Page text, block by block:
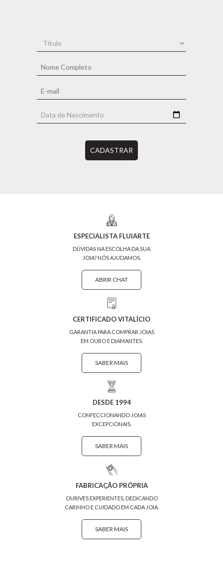
CADASTRAR
ESPECIALISTA FLUIARTE
DÚVIDAS NA ESCOLHA DA SUA
JOIA? NÓS AJUDAMOS.
ABRIR CHAT
CERTIFICADO VITALÍCIO
GARANTIA PARA COMPRAR JOIAS
EM OURO E DIAMANTES.
SABER MAIS
DESDE 1994
CONFECCIONANDO JOIAS
EXCEPCIONAIS.
SABER MAIS
FABRICAÇÃO PRÓPRIA
OURIVES EXPERIENTES, DEDICANDO
CARINHO E CUIDADO EM CADA JOIA.
SABER MAIS